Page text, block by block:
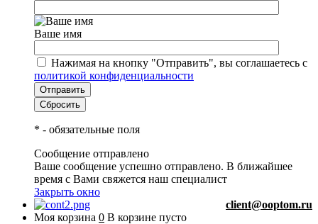
Ваше имя
Нажимая на кнопку "Отправить", вы соглашаетесь с
политикой конфиденциальности
* - обязательные поля
Сообщение отправлено
Ваше сообщение успешно отправлено. В ближайшее
время с Вами свяжется наш специалист
Закрыть окно
client@ooptom.ru
Моя корзина 0 В корзине пусто